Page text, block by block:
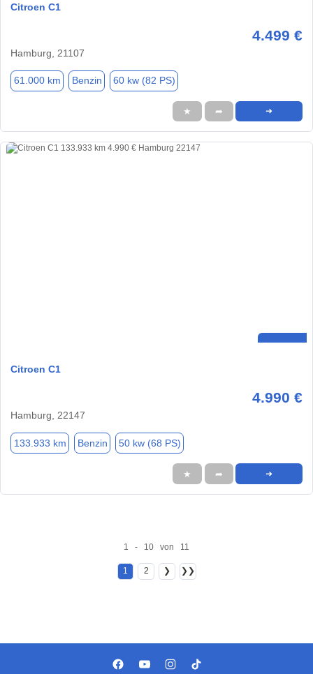
Citroen C1
4.499 €
Hamburg, 21107
61.000 km Benzin 60 kw (82 PS)
★ ➦ ➜
Citroen C1
4.990 €
Hamburg, 22147
133.933 km Benzin 50 kw (68 PS)
★ ➦ ➜
1 - 10 von 11
1 2 ❯ ❯❯